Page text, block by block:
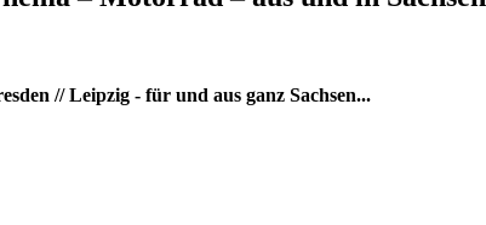
// Leipzig - für und aus ganz Sachsen...